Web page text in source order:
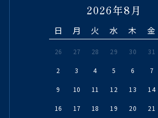
2026年8月
日 月 火 水 木 金
26 27 28 29 30 31
2 3 4 5 6 7
9 10 11 12 13 14
16 17 18 19 20 21